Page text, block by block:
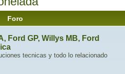
Foro
Ford GP, Willys MB, Ford
tecnicas y todo lo relacionado